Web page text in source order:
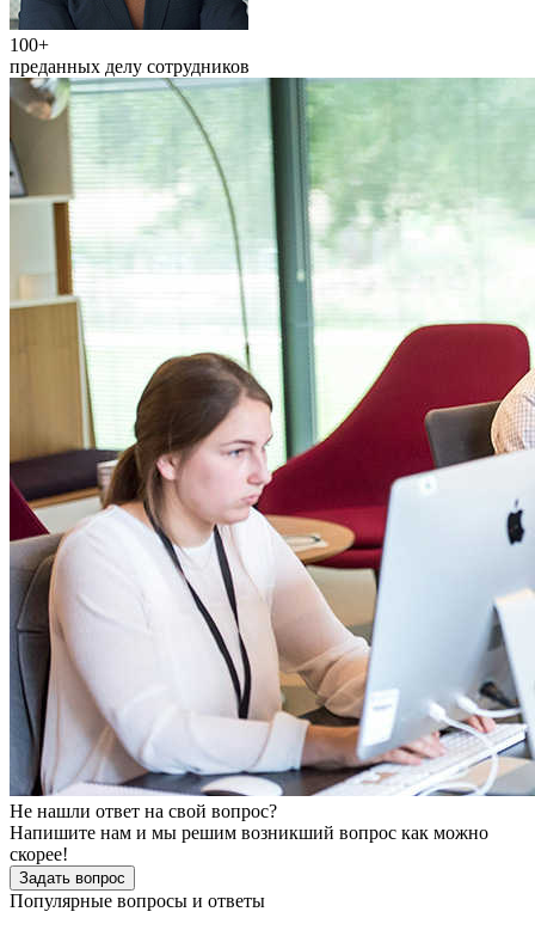
100+
преданных делу сотрудников
Не нашли ответ на свой вопрос?
Напишите нам и мы решим возникший вопрос как можно
скорее!
Задать вопрос
Популярные вопросы и ответы